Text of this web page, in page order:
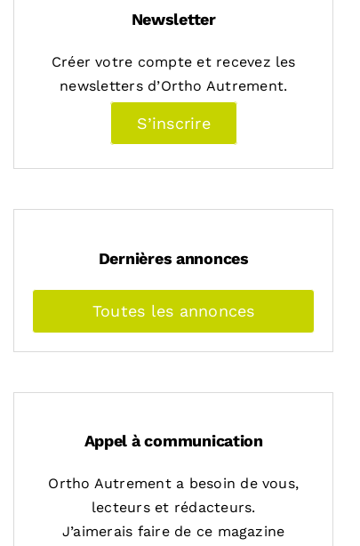
Newsletter
Créer votre compte et recevez les
newsletters d’Ortho Autrement.
S’inscrire
Dernières annonces
Toutes les annonces
Appel à communication
Ortho Autrement a besoin de vous,
lecteurs et rédacteurs.
J’aimerais faire de ce magazine